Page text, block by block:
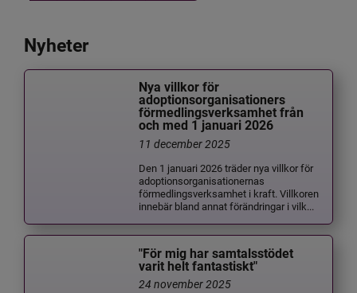
Nyheter
Nya villkor för
adoptionsorganisationers
förmedlingsverksamhet från
och med 1 januari 2026
11 december 2025
Den 1 januari 2026 träder nya villkor för
adoptionsorganisationernas
förmedlingsverksamhet i kraft. Villkoren
innebär bland annat förändringar i vilk...
"För mig har samtalsstödet
varit helt fantastiskt"
24 november 2025